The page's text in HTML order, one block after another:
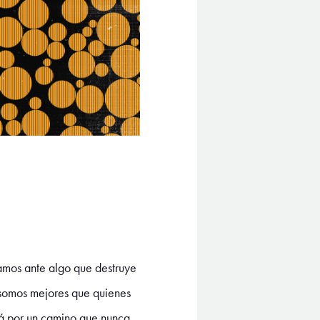
ante algo que destruye
mejores que quienes